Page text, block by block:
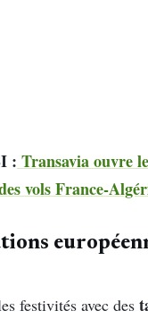
: Transavia ouvre
vols France-
festivités avec des